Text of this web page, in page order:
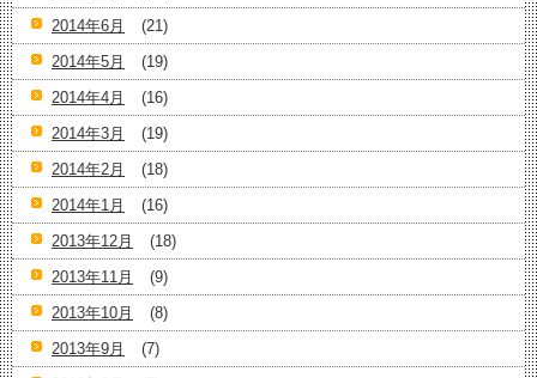
2014年6月
(21)
2014年5月
(19)
2014年4月
(16)
2014年3月
(19)
2014年2月
(18)
2014年1月
(16)
2013年12月
(18)
2013年11月
(9)
2013年10月
(8)
2013年9月
(7)